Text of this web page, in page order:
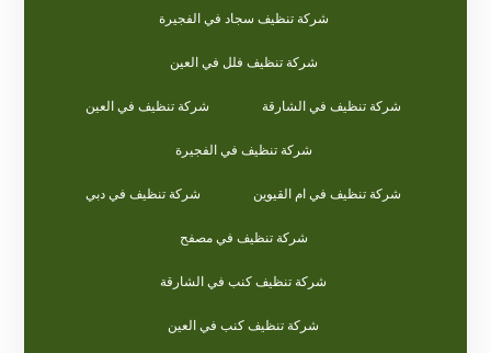
شركة تنظيف سجاد في الفجيرة
شركة تنظيف فلل في العين
شركة تنظيف في الشارقة شركة تنظيف في العين
شركة تنظيف في الفجيرة
شركة تنظيف في ام القيوين شركة تنظيف في دبي
شركة تنظيف في مصفح
شركة تنظيف كنب في الشارقة
شركة تنظيف كنب في العين